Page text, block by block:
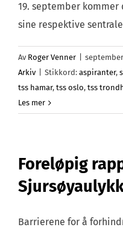
19. september
sine respektive
Av Roger Venner
Arkiv
Stikkord: aspiranter,
tss hamar, tss oslo, tss
Les mer
Foreløpig
Barrierene for å